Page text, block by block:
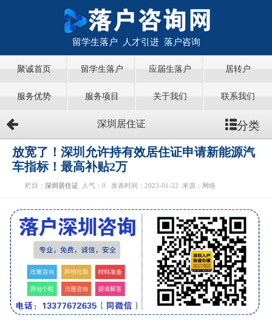
留学生落户 人才引进 落户咨询
聚诚首页 留学生落户 应届生落户 居转户
服务优势 服务项目 关于我们 联系我们
深圳居住证 分类
放宽了！深圳允许持有效居住证申请新能源汽
车指标！最高补贴2万
栏目： 深圳居住证 人气： 0 发表时间：2023-01-22 来源：网络